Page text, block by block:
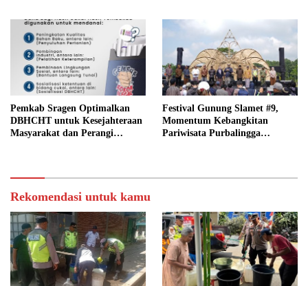
Pemkab Sragen Optimalkan
DBHCHT untuk Kesejahteraan
Masyarakat dan Perangi
Festival Gunung Slamet #9,
Momentum Kebangkitan
Pariwisata Purbalingga
Rekomendasi untuk kamu